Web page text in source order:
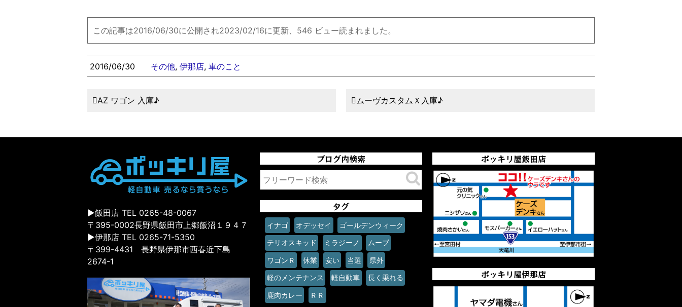
この記事は2016/06/30に公開され2023/02/16に更新、546 ビュー読まれました。
2016/06/30 その他, 伊那店, 車のこと
AZ ワゴン 入庫♪ ムーヴカスタムＸ入庫♪
▶飯田店 TEL 0265-48-0067
〒395-0002長野県飯田市上郷飯沼１９４７
▶伊那店 TEL 0265-71-5350
〒399-4431 長野県伊那市西春近下島
2674-1
ブログ内検索
タグ
イナゴ オデッセイ ゴールデンウィーク
テリオスキッド ミラジーノ ムーブ
ワゴンＲ 休業 安い 当選 県外
軽のメンテナンス 軽自動車 長く乗れる
鹿肉カレー ＲＲ
ポッキリ屋飯田店
ポッキリ屋伊那店